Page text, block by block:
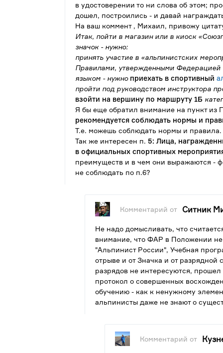
в удостоверении то ни слова об этом;
дошел, построились - и давай
На ваш коммент , Михаил, привожу
Итак, пойти в магазин или в киоск
значок - нужно:
принять участие в «альпинистских
Правилами, утвержденными Федерацией
языком - нужно приехать в спортивный
пройти под руководством инструктора
взойти на вершину по маршруту 1Б
Я бы еще обратил внимание на пункт из
рекомендуется соблюдать нормы и
Т.е. можешь соблюдать нормы и
Так же интересен п. 5: Лица,
в официальных спортивных
преимуществ и в чем они выражаются -
не соблюдать по п.6?
Комментарий от Ситник
Не надо домысливать, что
внимание, что ФАР в Положении не
"Альпинист России", Учебная
отрыве и от Значка и от
разрядов не интересуются,
протокол о совершенных
обучению - как к ненужному
альпинисты даже не знают о
Комментарий от